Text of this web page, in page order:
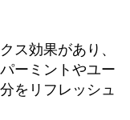
ス効果があり、
ーミントやユー
をリフレッシュ